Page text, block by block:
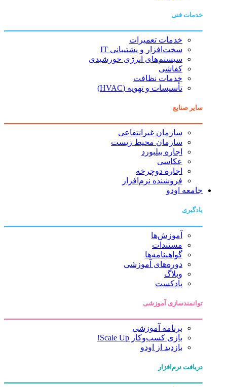
خدمات فنی
خدمات تعمیرات
سخت‌افزار و پشتیبانی IT
سیستم‌های انرژی خورشیدی
کفاشی
خدمات نظافت
تأسیسات و تهویه (HVAC)
سایر صنایع
سازمان غیرانتفاعی
سازمان محیط زیست
اجاره بیلبورد
عکاسی
اجاره دوچرخه
فروشنده نرم‌افزار
جامعه اودو
یادگیری
آموزش‌ها
مستندات
گواهینامه‌ها
دوره‌های آموزشی
وبلاگ
پادکست
توانمندسازی آموزشی
برنامه آموزشی
بازی کسب‌وکار Scale Up!
بازدید از اودو
دریافت نرم‌افزار